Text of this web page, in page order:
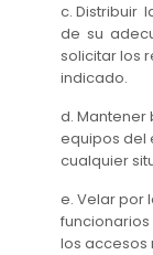
c. Distribuir
de su
solicitar los
indicado.
d. Mantener
equipos del
cualquier
e. Velar por
los accesos